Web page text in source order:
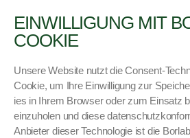
EINWILLIGUNG MIT
COOKIE
Unsere Web­site nutzt die Con­sent-
Cook­ie, um Ihre Ein­willi­gung zur
ies in Ihrem Brows­er oder zum Ein­satz
einzu­holen und diese
Anbi­eter dieser Tech­nolo­gie ist die